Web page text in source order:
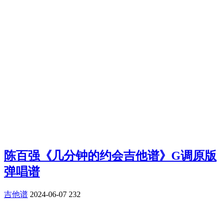
陈百强《几分钟的约会吉他谱》G调原版
弹唱谱
吉他谱 2024-06-07 232